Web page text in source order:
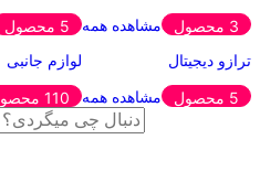
3 محصول
مشاهده همه
5 محصول
ترازو دیجیتال
5 محصول
مشاهده همه
لوازم جانبی
110 محصول